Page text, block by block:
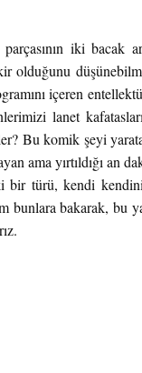
iki bacak
olduğunu
içeren
lanet
Bu komik şeyi
ama yırtıldığı an
bir türü, kendi
bunlara bakarak, bu